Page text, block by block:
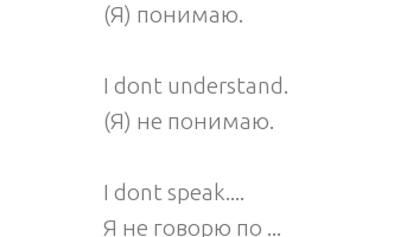
(Я) понимаю.
I dont understand.
(Я) не понимаю.
I dont speak....
Я не говорю по ...